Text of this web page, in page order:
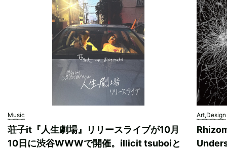
Music
荘子it『人生劇場』リリースライブが10月
10日に渋谷WWWで開催。illicit tsuboiと
Art,Design